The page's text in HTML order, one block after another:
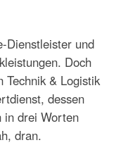
Dienstleister und
Doch
Technik & Logistik
dessen
in drei Worten
dran.